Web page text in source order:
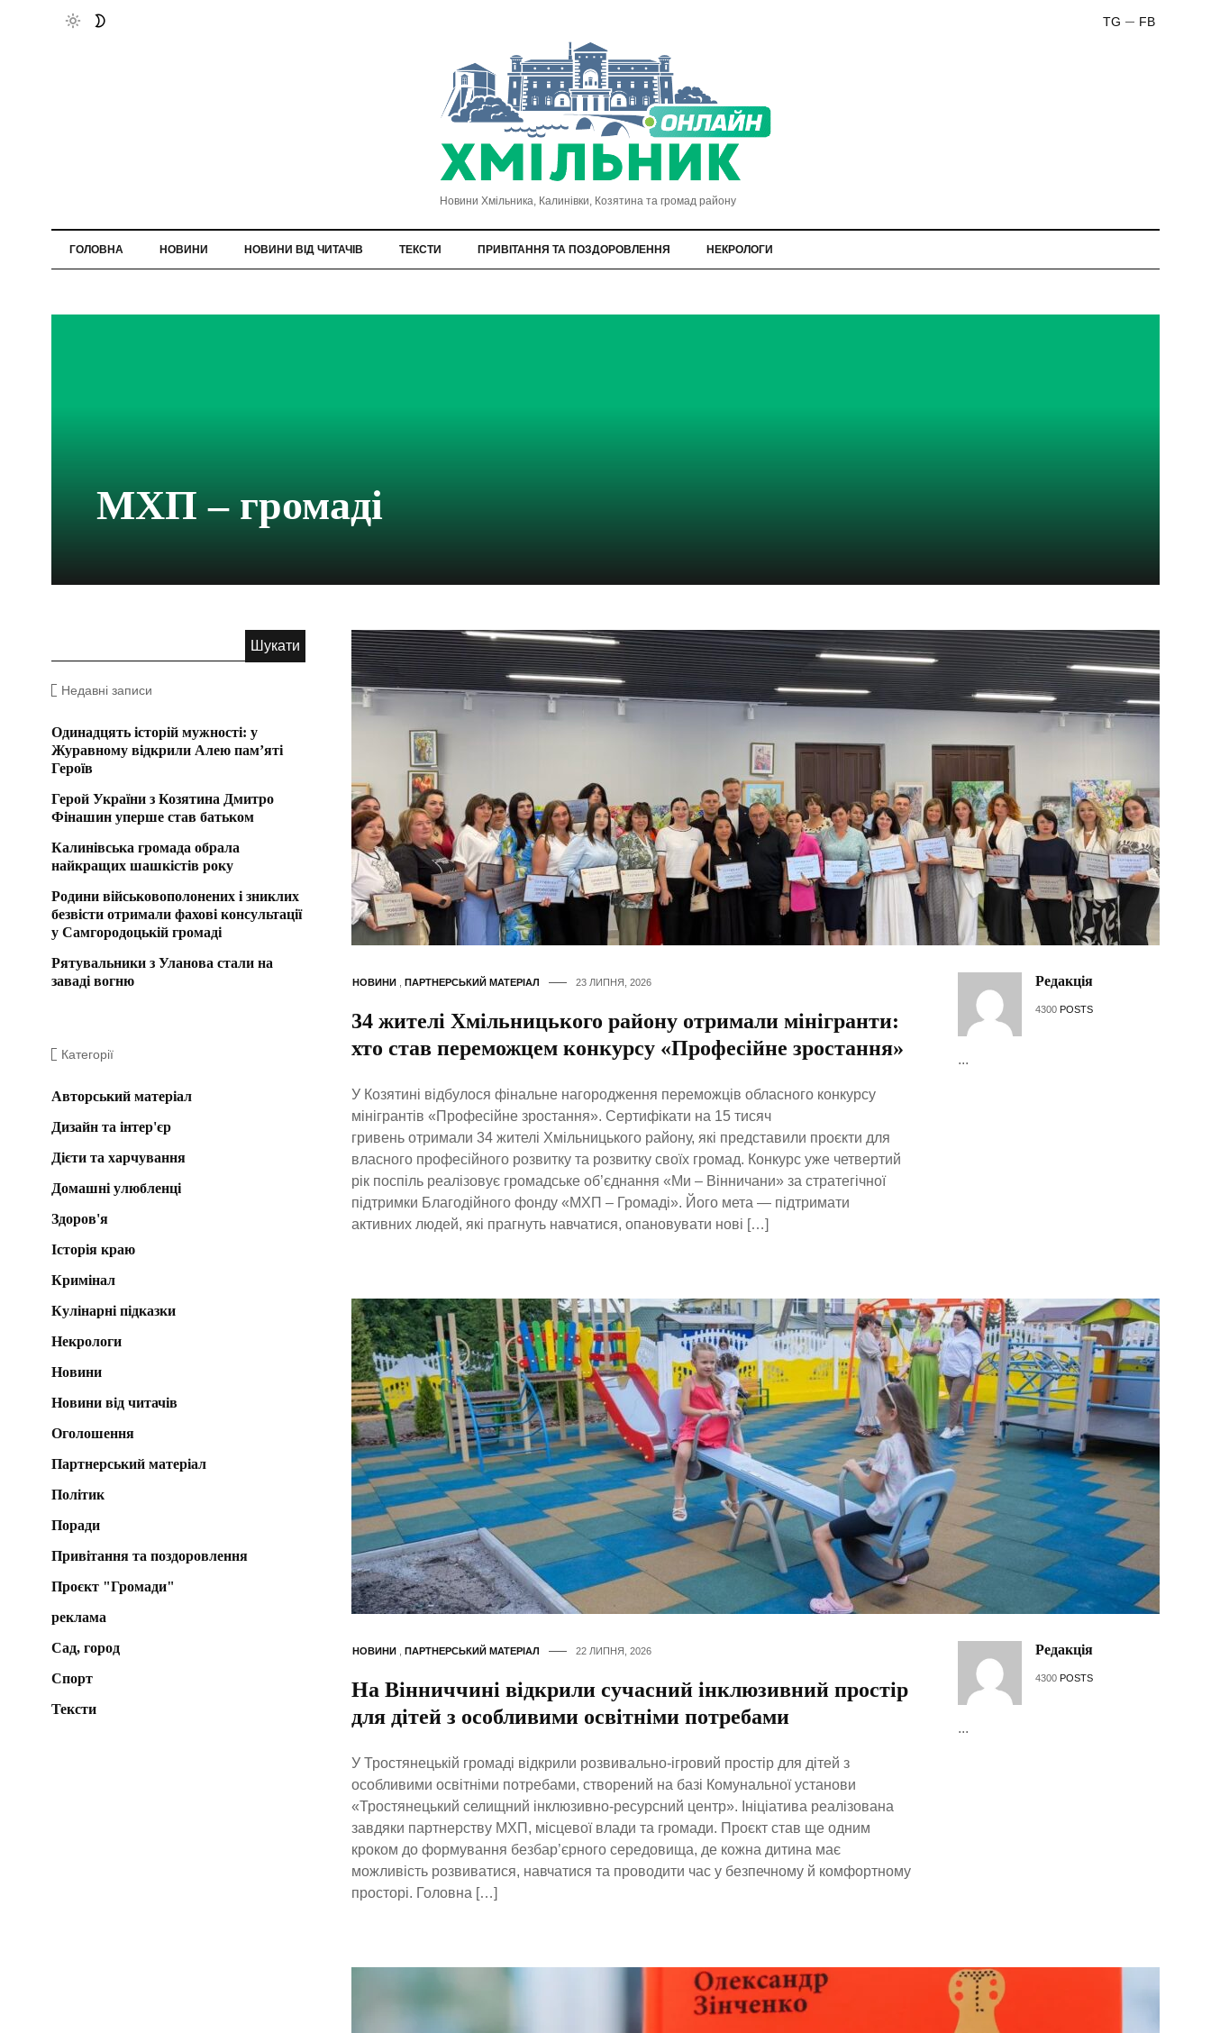
FB
TG
Новини Хмільника, Калинівки, Козятина та громад району
ГОЛОВНА НОВИНИ НОВИНИ ВІД ЧИТАЧІВ ТЕКСТИ ПРИВІТАННЯ ТА ПОЗДОРОВЛЕННЯ НЕКРОЛОГИ
МХП – громаді
НОВИНИ, ПАРТНЕРСЬКИЙ МАТЕРІАЛ 23 ЛИПНЯ, 2026
34 жителі Хмільницького району отримали мінігранти:
хто став переможцем конкурсу «Професійне зростання»
У Козятині відбулося фінальне нагородження переможців обласного конкурсу
мінігрантів «Професійне зростання». Сертифікати на 15 тисяч
гривень отримали 34 жителі Хмільницького району, які представили проєкти для
власного професійного розвитку та розвитку своїх громад. Конкурс уже четвертий
рік поспіль реалізовує громадське об’єднання «Ми – Вінничани» за стратегічної
підтримки Благодійного фонду «МХП – Громаді». Його мета — підтримати
активних людей, які прагнуть навчатися, опановувати нові […]
Редакція
4300 POSTS
...
НОВИНИ, ПАРТНЕРСЬКИЙ МАТЕРІАЛ 22 ЛИПНЯ, 2026
На Вінниччині відкрили сучасний інклюзивний простір
для дітей з особливими освітніми потребами
У Тростянецькій громаді відкрили розвивально-ігровий простір для дітей з
особливими освітніми потребами, створений на базі Комунальної установи
«Тростянецький селищний інклюзивно-ресурсний центр». Ініціатива реалізована
завдяки партнерству МХП, місцевої влади та громади. Проєкт став ще одним
кроком до формування безбар’єрного середовища, де кожна дитина має
можливість розвиватися, навчатися та проводити час у безпечному й комфортному
просторі. Головна […]
Редакція
4300 POSTS
...
Недавні записи
Одинадцять історій мужності: у
Журавному відкрили Алею пам’яті
Героїв
Герой України з Козятина Дмитро
Фінашин уперше став батьком
Калинівська громада обрала
найкращих шашкістів року
Родини військовополонених і зниклих
безвісти отримали фахові консультації
у Самгородоцькій громаді
Рятувальники з Уланова стали на
заваді вогню
Категорії
Авторський матеріал
Дизайн та інтер'єр
Дієти та харчування
Домашні улюбленці
Здоров'я
Історія краю
Кримінал
Кулінарні підказки
Некрологи
Новини
Новини від читачів
Оголошення
Партнерський матеріал
Політик
Поради
Привітання та поздоровлення
Проєкт "Громади"
реклама
Сад, город
Спорт
Тексти